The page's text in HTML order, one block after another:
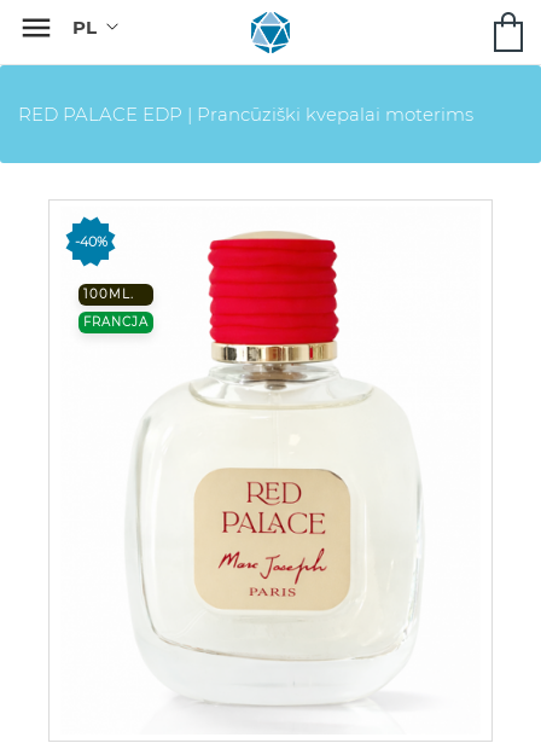

RED PALACE EDP | Prancūziški kvepalai moterims
-40%
100ML.
FRANCJA